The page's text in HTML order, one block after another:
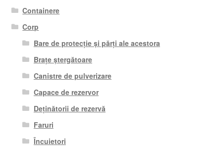
Containere
Corp
Bare de protecție și părți ale acestora
Brațe ștergătoare
Canistre de pulverizare
Capace de rezervor
Deținătorii de rezervă
Faruri
Încuietori